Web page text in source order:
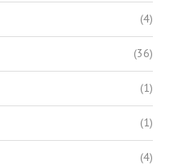
(4)
(36)
(1)
(1)
(4)